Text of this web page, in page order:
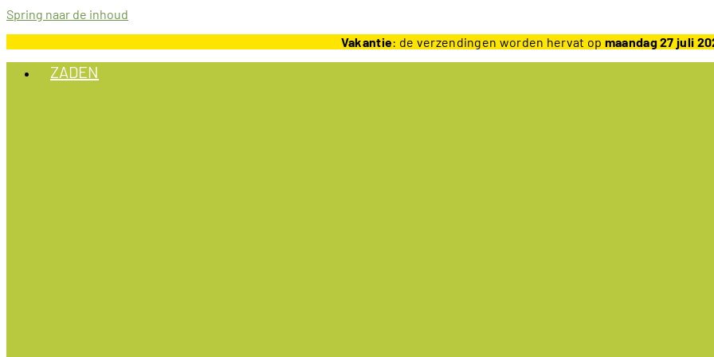
Spring naar de inhoud
Vakantie: de verzendingen worden hervat op maandag 27 juli
ZADEN